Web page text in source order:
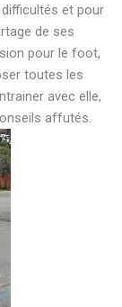
et pour
de ses
pour le foot,
toutes les
avec elle,
affutés.